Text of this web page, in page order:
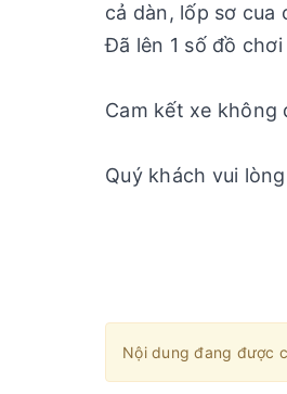
cả dàn, lốp sơ cua
Đã lên 1 số đồ
Cam kết xe không
Quý khách vui
Nội dung đang được